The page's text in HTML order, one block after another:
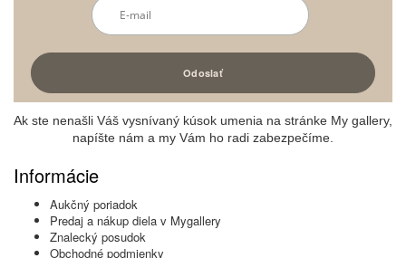
Ak ste nenašli Váš vysnívaný kúsok umenia na stránke My gallery,
napíšte nám a my Vám ho radi zabezpečíme.
Informácie
Aukčný poriadok
Predaj a nákup diela v Mygallery
Znalecký posudok
Obchodné podmienky